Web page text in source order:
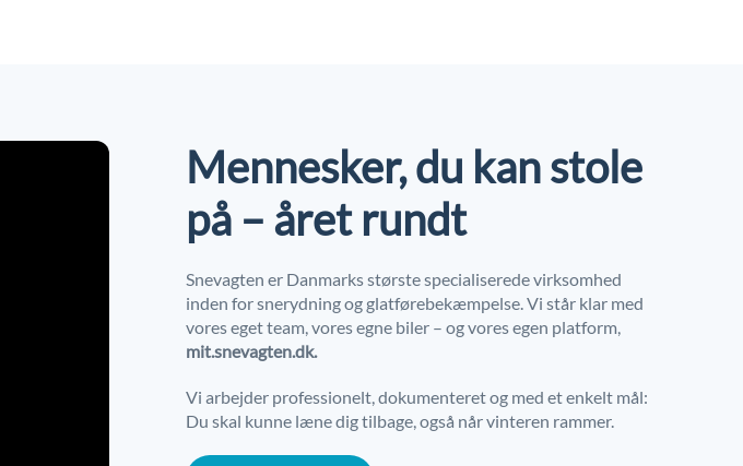
Mennesker, du kan stole
på – året rundt
Snevagten er Danmarks største specialiserede virksomhed
inden for snerydning og glatførebekæmpelse. Vi står klar med
vores eget team, vores egne biler – og vores egen platform,
mit.snevagten.dk.
Vi arbejder professionelt, dokumenteret og med et enkelt mål:
Du skal kunne læne dig tilbage, også når vinteren rammer.